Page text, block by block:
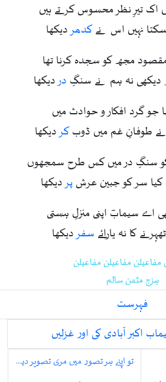
اک تیرِ نظر محسوس کرتے ہیں
سکتا نہیں اس نےکدھردیکھا
مجھ کو سجدہ کرنا تھا
دیکھی نہ ہم نے سنگِ دردیکھا
جو گرد افکار و حوادث میں
طوفانِ غم میں ڈوبکردیکھا
سنگِ در میں کس طرح سمجھوں
سر کو جبین عرشپردیکھا
اے سیمابؔ اپنی منزلِ ہستی
کا نہ یارائے سفردیکھا
مفاعیلن مفاعیلن مفاعیلن
ہزج مثمن سالم
فہرست
اکبر آبادی کی اور غزلیں
تو اپنے ہر تصور میں مری تصویر دیکھیں گے